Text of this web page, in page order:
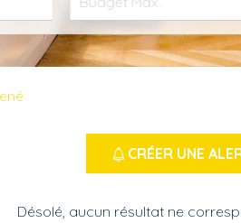
CRÉER UNE
Désolé, aucun résultat ne